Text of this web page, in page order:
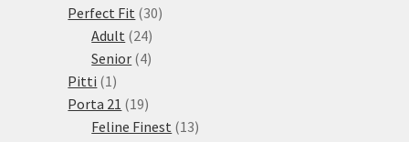
produktů
Perfect Fit 3030
Adult 2424
produktů
Senior 44
Pitti 1 1
produkt
Porta 21 1919
produktů
Feline Finest 1313